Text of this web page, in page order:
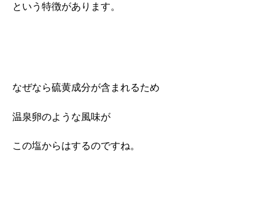
という特徴があります。
なぜなら硫黄成分が含まれるため
温泉卵のような風味が
この塩からはするのですね。